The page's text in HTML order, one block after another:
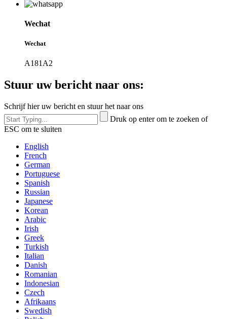
Wechat
Wechat
A181A2
Stuur uw bericht naar ons:
Schrijf hier uw bericht en stuur het naar ons
Druk op enter om te zoeken of
ESC om te sluiten
English
French
German
Portuguese
Spanish
Russian
Japanese
Korean
Arabic
Irish
Greek
Turkish
Italian
Danish
Romanian
Indonesian
Czech
Afrikaans
Swedish